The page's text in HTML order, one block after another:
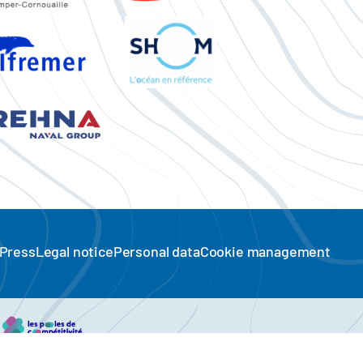
Legal noticePersonal dataCookie management